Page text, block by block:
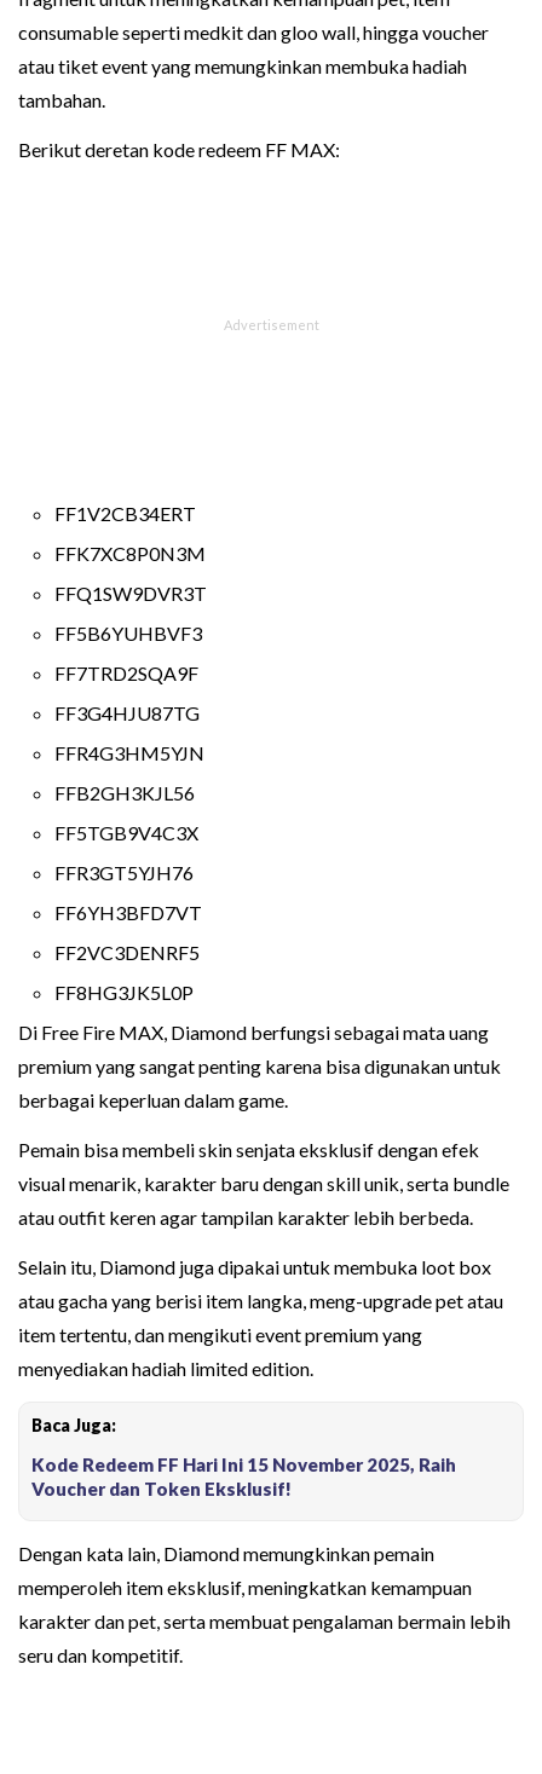
consumable seperti medkit dan gloo wall, hingga voucher
atau tiket event yang memungkinkan membuka hadiah
tambahan.
Berikut deretan kode redeem FF MAX:
FF1V2CB34ERT
FFK7XC8P0N3M
FFQ1SW9DVR3T
FF5B6YUHBVF3
FF7TRD2SQA9F
FF3G4HJU87TG
FFR4G3HM5YJN
FFB2GH3KJL56
FF5TGB9V4C3X
FFR3GT5YJH76
FF6YH3BFD7VT
FF2VC3DENRF5
FF8HG3JK5L0P
Di Free Fire MAX, Diamond berfungsi sebagai mata uang
premium yang sangat penting karena bisa digunakan untuk
berbagai keperluan dalam game.
Pemain bisa membeli skin senjata eksklusif dengan efek
visual menarik, karakter baru dengan skill unik, serta bundle
atau outfit keren agar tampilan karakter lebih berbeda.
Selain itu, Diamond juga dipakai untuk membuka loot box
atau gacha yang berisi item langka, meng-upgrade pet atau
item tertentu, dan mengikuti event premium yang
menyediakan hadiah limited edition.
Baca Juga:
Kode Redeem FF Hari Ini 15 November 2025, Raih
Voucher dan Token Eksklusif!
Dengan kata lain, Diamond memungkinkan pemain
memperoleh item eksklusif, meningkatkan kemampuan
karakter dan pet, serta membuat pengalaman bermain lebih
seru dan kompetitif.